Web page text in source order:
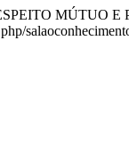
MÚTUO E